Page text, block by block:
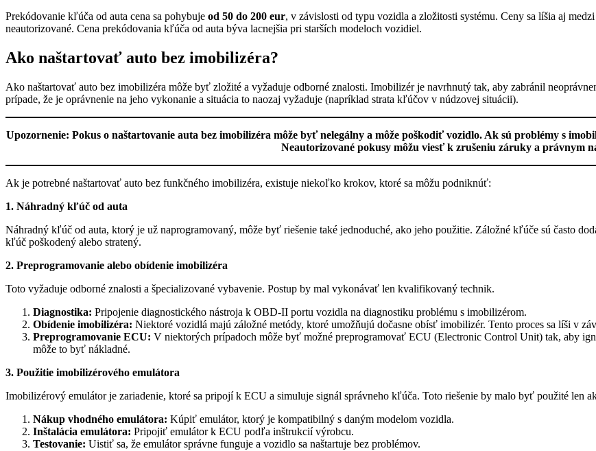
Prekódovanie kľúča od auta cena sa pohybuje od 50 do 200 eur, v závislosti od typu vozidla a zložitosti systému. Ceny sa líšia aj
neautorizované. Cena prekódovania kľúča od auta býva lacnejšia pri starších modeloch vozidiel.
Ako naštartovať auto bez imobilizéra?
Ako naštartovať auto bez imobilizéra môže byť zložité a vyžaduje odborné znalosti. Imobilizér je navrhnutý tak, aby zabránil
prípade, že je oprávnenie na jeho vykonanie a situácia to naozaj vyžaduje (napríklad strata kľúčov v núdzovej situácii).
Upozornenie: Pokus o naštartovanie auta bez imobilizéra môže byť nelegálny a môže poškodiť vozidlo. Ak sú problémy s
Neautorizované pokusy môžu viesť k zrušeniu záruky a právnym
Ak je potrebné naštartovať auto bez funkčného imobilizéra, existuje niekoľko krokov, ktoré sa môžu podniknúť:
1. Náhradný kľúč od auta
Náhradný kľúč od auta, ktorý je už naprogramovaný, môže byť riešenie také jednoduché, ako jeho použitie. Záložné kľúče sú často
kľúč poškodený alebo stratený.
2. Preprogramovanie alebo obídenie imobilizéra
Toto vyžaduje odborné znalosti a špecializované vybavenie. Postup by mal vykonávať len kvalifikovaný technik.
Diagnostika: Pripojenie diagnostického nástroja k OBD-II portu vozidla na diagnostiku problému s imobilizérom.
Obídenie imobilizéra: Niektoré vozidlá majú záložné metódy, ktoré umožňujú dočasne obísť imobilizér. Tento proces sa líši v
Preprogramovanie ECU: V niektorých prípadoch môže byť možné preprogramovať ECU (Electronic Control Unit) tak, aby
môže to byť nákladné.
3. Použitie imobilizérového emulátora
Imobilizérový emulátor je zariadenie, ktoré sa pripojí k ECU a simuluje signál správneho kľúča. Toto riešenie by malo byť použité len
Nákup vhodného emulátora: Kúpiť emulátor, ktorý je kompatibilný s daným modelom vozidla.
Inštalácia emulátora: Pripojiť emulátor k ECU podľa inštrukcií výrobcu.
Testovanie: Uistiť sa, že emulátor správne funguje a vozidlo sa naštartuje bez problémov.